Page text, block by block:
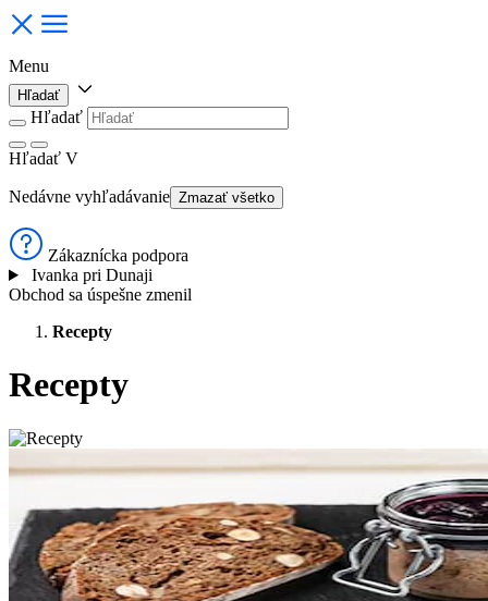
Menu
Hľadať
Hľadať
Hľadať V
Nedávne vyhľadávanie Zmazať všetko
Zákaznícka podpora
Ivanka pri Dunaji
Obchod sa úspešne zmenil
Recepty
Recepty